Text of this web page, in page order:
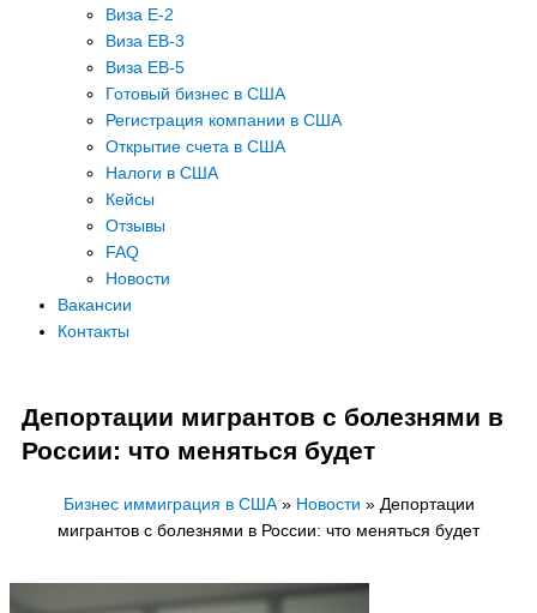
Виза E-2
Виза EB-3
Виза EB-5
Готовый бизнес в США
Регистрация компании в США
Открытие счета в США
Налоги в США
Кейсы
Отзывы
FAQ
Новости
Вакансии
Контакты
Депортации мигрантов с болезнями в
России: что меняться будет
Бизнес иммиграция в США» Новости » Депортации
мигрантов с болезнями в России: что меняться будет